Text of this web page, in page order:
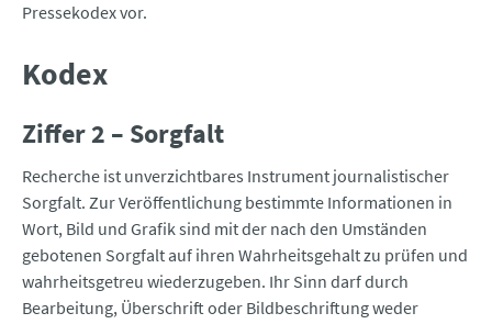
Pressekodex vor.
Kodex
Ziffer 2 – Sorgfalt
Recherche ist unverzichtbares Instrument journalistischer
Sorgfalt. Zur Veröffentlichung bestimmte Informationen in
Wort, Bild und Grafik sind mit der nach den Umständen
gebotenen Sorgfalt auf ihren Wahrheitsgehalt zu prüfen und
wahrheitsgetreu wiederzugeben. Ihr Sinn darf durch
Bearbeitung, Überschrift oder Bildbeschriftung weder